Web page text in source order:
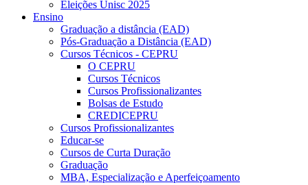
Eleições Unisc 2025
Ensino
Graduação a distância (EAD)
Pós-Graduação a Distância (EAD)
Cursos Técnicos - CEPRU
O CEPRU
Cursos Técnicos
Cursos Profissionalizantes
Bolsas de Estudo
CREDICEPRU
Cursos Profissionalizantes
Educar-se
Cursos de Curta Duração
Graduação
MBA, Especialização e Aperfeiçoamento